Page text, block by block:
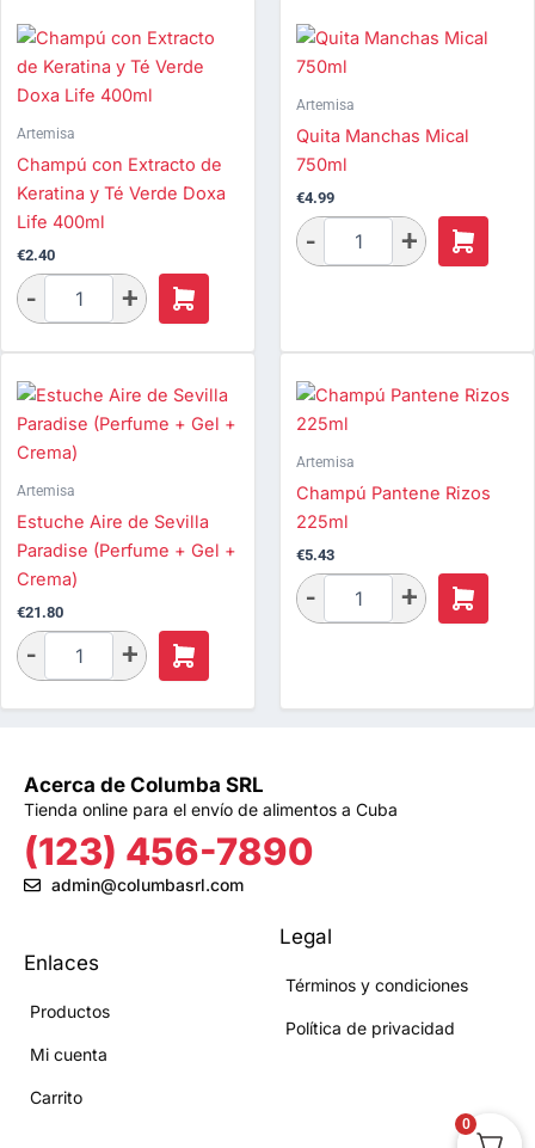
Artemisa
Champú con Extracto de
Keratina y Té Verde Doxa
Life 400ml
€2.40
Artemisa
Quita Manchas Mical
750ml
€4.99
Artemisa
Estuche Aire de Sevilla
Paradise (Perfume + Gel +
Crema)
€21.80
Artemisa
Champú Pantene Rizos
225ml
€5.43
Acerca de Columba SRL
Tienda online para el envío de alimentos a Cuba
(123) 456-7890
admin@columbasrl.com
Enlaces
Productos
Mi cuenta
Carrito
Legal
Términos y condiciones
Política de privacidad
0